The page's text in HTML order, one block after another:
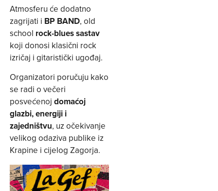
Atmosferu će dodatno
zagrijati i BP BAND, old
school rock-blues sastav
koji donosi klasični rock
izričaj i gitaristički ugođaj.
Organizatori poručuju kako
se radi o večeri
posvećenoj domaćoj
glazbi, energiji i
zajedništvu, uz očekivanje
velikog odaziva publike iz
Krapine i cijelog Zagorja.